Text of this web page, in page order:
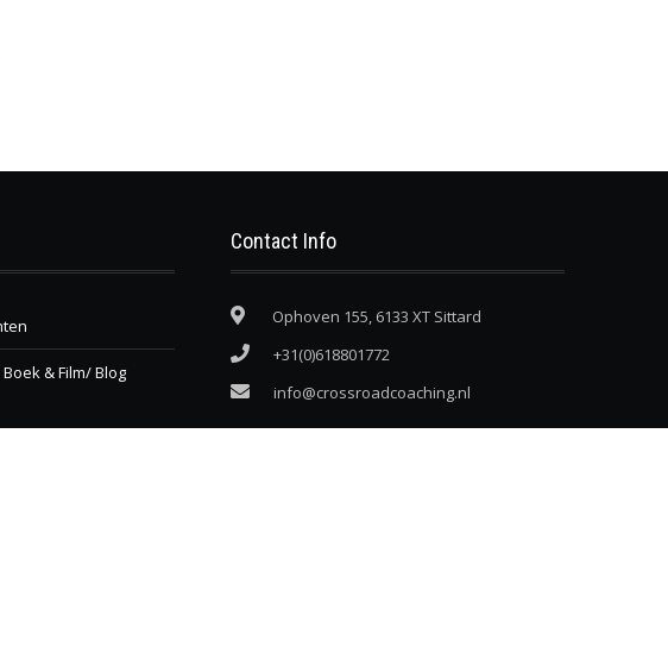
& Film/ Blog
Contact Info
Ophoven 155, 6133 XT Sittard
+31(0)618801772
info@crossroadcoaching.nl